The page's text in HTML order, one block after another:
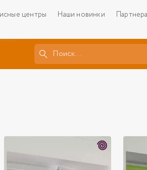
центры Наши новинки